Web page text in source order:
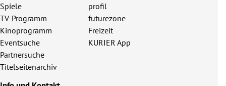
Spiele
TV-Programm
Kinoprogramm
Eventsuche
Partnersuche
Titelseitenarchiv
profil
futurezone
Freizeit
KURIER App